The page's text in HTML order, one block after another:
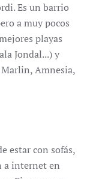
Es un barrio
a muy pocos
playas
Jondal...) y
Marlin, Amnesia,
estar con sofás,
a internet en